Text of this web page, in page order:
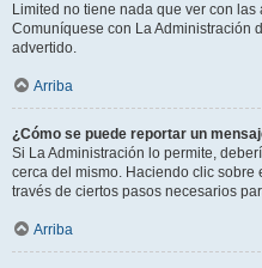
Limited no tiene nada que ver con
Comuníquese con La Administración
advertido.
Arriba
¿Cómo se puede reportar un
Si La Administración lo permite,
cerca del mismo. Haciendo clic
través de ciertos pasos necesarios
Arriba